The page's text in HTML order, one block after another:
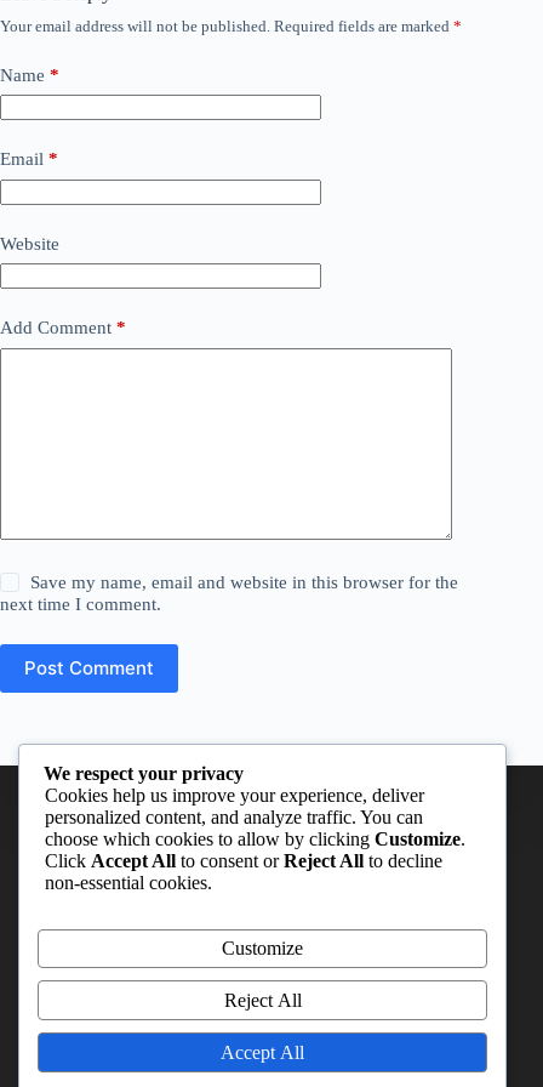
Your email address will not be published. Required fields are marked *
Name *
Email *
Website
Add Comment *
Save my name, email and website in this browser for the
next time I comment.
Post Comment
Hubungi Kami
kafhunsoed@gmail.com
Sekretariat Kampus FH Unsoed, Jl. Prof Dr HR Boenyamin
No 708 Grendeng, Kec. Purwokerto Utara, Kab, Banyumas
kafhunsoed
We respect your privacy
Cookies help us improve your experience, deliver
personalized content, and analyze traffic. You can
choose which cookies to allow by clicking Customize.
Click Accept All to consent orReject All to decline
non-essential cookies.
Customize
Reject All
Accept All